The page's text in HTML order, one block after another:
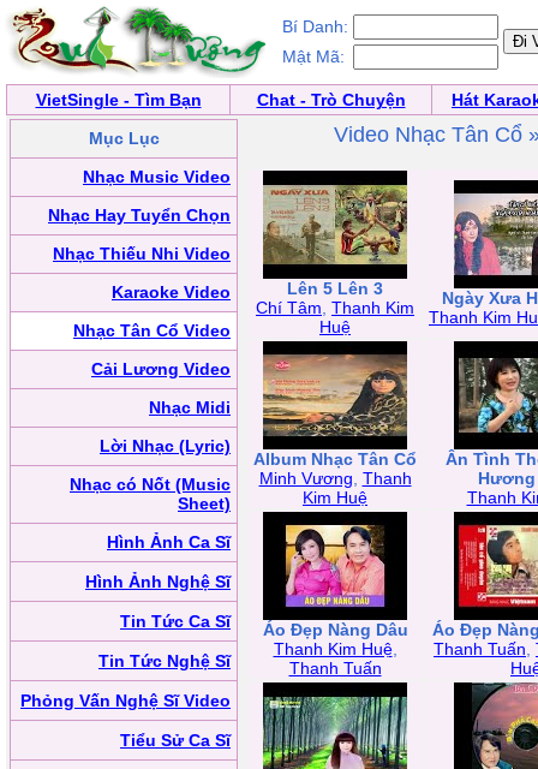
Bí Danh:
Mật Mã:
VietSingle - Tìm Bạn Chat - Trò Chuyện
Hát
Mục Lục
Nhạc Music Video
Nhạc Hay Tuyển Chọn
Nhạc Thiếu Nhi Video
Karaoke Video
Nhạc Tân Cổ Video
Cải Lương Video
Nhạc Midi
Lời Nhạc (Lyric)
Nhạc có Nốt (Music
Sheet)
Hình Ảnh Ca Sĩ
Hình Ảnh Nghệ Sĩ
Tin Tức Ca Sĩ
Tin Tức Nghệ Sĩ
Phỏng Vấn Nghệ Sĩ Video
Tiểu Sử Ca Sĩ
Video Nhạc Tân Cổ
Lên 5 Lên 3
Chí Tâm Thanh Kim
Huệ
Ngày Xưa
Thanh Kim
Album Nhạc Tân Cổ
Minh Vương Thanh
Kim Huệ
Ân Tình
Hương
Thanh
Áo Đẹp Nàng Dâu
Thanh Kim Huệ,
Thanh Tuấn
Áo Đẹp
Thanh Tuấn